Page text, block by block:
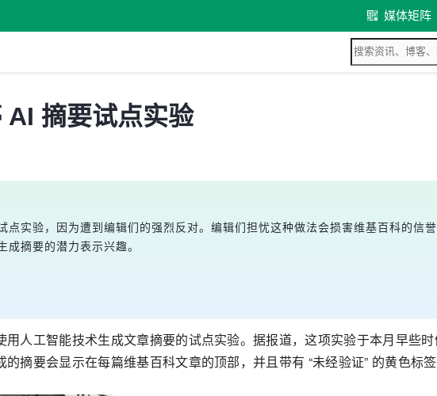
媒体矩阵
AI 摘要试点实验
点实验，因为遭到编辑们的强烈反对。编辑们担忧这种做法会损害维基百科的信
摘要的潜力表示兴趣。
人工智能技术生成文章摘要的试点实验。据报道，这项实验于本月早些
摘要会显示在每篇维基百科文章的顶部，并且带有 “未经验证” 的黄色标